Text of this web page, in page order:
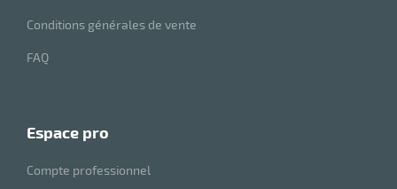
Conditions générales de vente
FAQ
espace pro
Compte professionnel